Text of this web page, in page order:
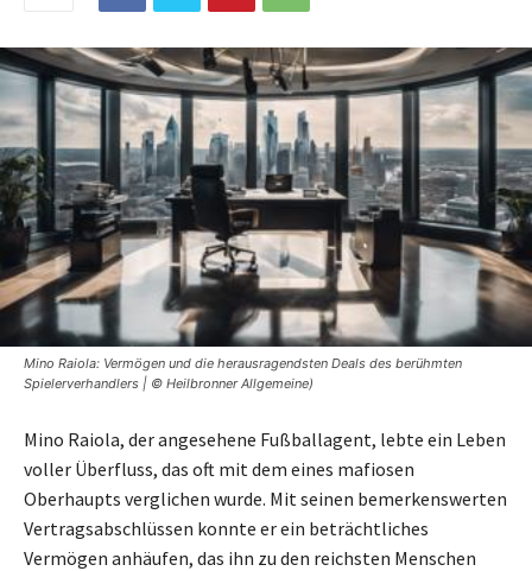
Mino Raiola: Vermögen und die herausragendsten Deals des berühmten
Spielerverhandlers | © Heilbronner Allgemeine)
Mino Raiola, der angesehene Fußballagent, lebte ein Leben
voller Überfluss, das oft mit dem eines mafiosen
Oberhaupts verglichen wurde. Mit seinen bemerkenswerten
Vertragsabschlüssen konnte er ein beträchtliches
Vermögen anhäufen, das ihn zu den reichsten Menschen